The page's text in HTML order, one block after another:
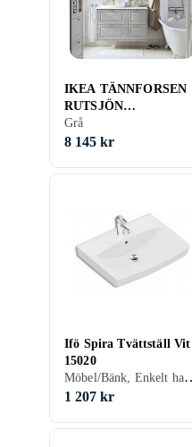
IKEA TÄNNFORSEN
RUTSJÖN
kommod/tvättställ/kran
, ljusgrå, ljusgrå/vit
102x49x76 cm, cm
Grå
8 145 kr
Ifö Spira Tvättställ Vit
15020
Möbel/Bänk,
1 207 kr